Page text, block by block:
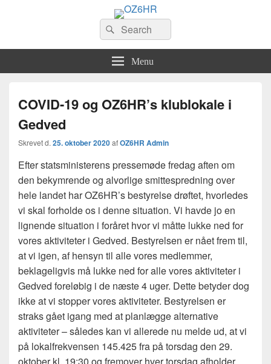
Search
for:
Søg
Menu
COVID-19 og OZ6HR’s klublokale i
Gedved
Skrevet d. 25. oktober 2020afOZ6HR Admin
Efter statsministerens pressemøde fredag aften om
den bekymrende og alvorlige smittespredning over
hele landet har OZ6HR’s bestyrelse drøftet, hvorledes
vi skal forholde os i denne situation. Vi havde jo en
lignende situation i foråret hvor vi måtte lukke ned for
vores aktiviteter i Gedved. Bestyrelsen er nået frem til,
at vi igen, af hensyn til alle vores medlemmer,
beklageligvis må lukke ned for alle vores aktiviteter i
Gedved foreløbig i de næste 4 uger. Dette betyder dog
ikke at vi stopper vores aktiviteter. Bestyrelsen er
straks gået igang med at planlægge alternative
aktiviteter – således kan vi allerede nu melde ud, at vi
på lokalfrekvensen 145.425 fra på torsdag den 29.